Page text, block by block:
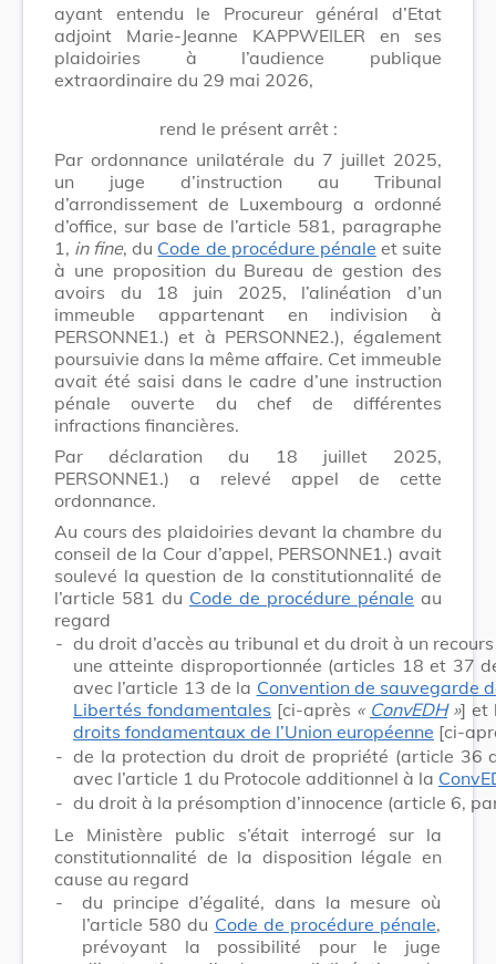
ayant entendu le Procureur général d’Etat
adjoint Marie-Jeanne KAPPWEILER en ses
plaidoiries à l’audience publique
extraordinaire du 29 mai 2026,
rend le présent arrêt :
Par ordonnance unilatérale du 7 juillet 2025,
un juge d’instruction au Tribunal
d’arrondissement de Luxembourg a ordonné
d’office, sur base de l’article 581, paragraphe
1, in fine, du Code de procédure pénale et suite
à une proposition du Bureau de gestion des
avoirs du 18 juin 2025, l’alinéation d’un
immeuble appartenant en indivision à
PERSONNE1.) et à PERSONNE2.), également
poursuivie dans la même affaire. Cet immeuble
avait été saisi dans le cadre d’une instruction
pénale ouverte du chef de différentes
infractions financières.
Par déclaration du 18 juillet 2025,
PERSONNE1.) a relevé appel de cette
ordonnance.
Au cours des plaidoiries devant la chambre du
conseil de la Cour d’appel, PERSONNE1.) avait
soulevé la question de la constitutionnalité de
l’article 581 du Code de procédure pénale au
regard
- du droit d’accès au tribunal et du droit à un
une atteinte disproportionnée (articles 18 et 37
avec l’article 13 de la Convention de sauvegarde
Libertés fondamentales [ci-après « ConvEDH»] et
droits fondamentaux de l’Union européenne [ci-
- de la protection du droit de propriété (article 36
avec l’article 1 du Protocole additionnel à la
- du droit à la présomption d’innocence (article 6,
Le Ministère public s’était interrogé sur la
constitutionnalité de la disposition légale en
cause au regard
-
du principe d’égalité, dans la mesure où
l’article 580 du Code de procédure pénale,
prévoyant la possibilité pour le juge